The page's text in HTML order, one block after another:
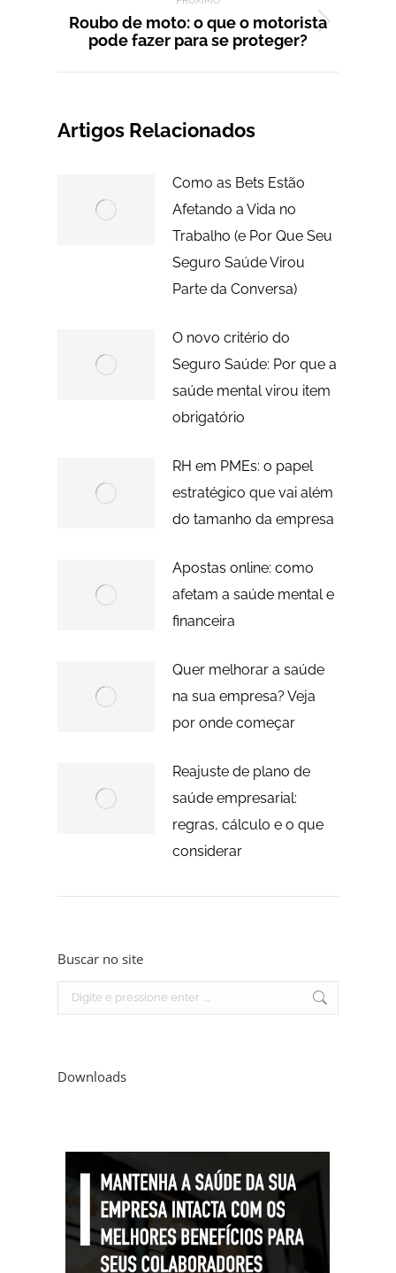
Próximo
Roubo de moto: o que o motorista
pode fazer para se proteger?
Artigos Relacionados
Como as Bets Estão
Afetando a Vida no
Trabalho (e Por Que Seu
Seguro Saúde Virou
Parte da Conversa)
O novo critério do
Seguro Saúde: Por que a
saúde mental virou item
obrigatório
RH em PMEs: o papel
estratégico que vai além
do tamanho da empresa
Apostas online: como
afetam a saúde mental e
financeira
Quer melhorar a saúde
na sua empresa? Veja
por onde começar
Reajuste de plano de
saúde empresarial:
regras, cálculo e o que
considerar
Buscar no site
Search:
Downloads